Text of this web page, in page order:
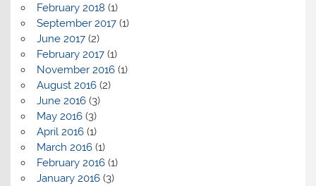
February 2018 (1)
September 2017(1)
June 2017(2)
February 2017(1)
November 2016(1)
August 2016(2)
June 2016(3)
May 2016(3)
April 2016(1)
March 2016(1)
February 2016(1)
January 2016(3)